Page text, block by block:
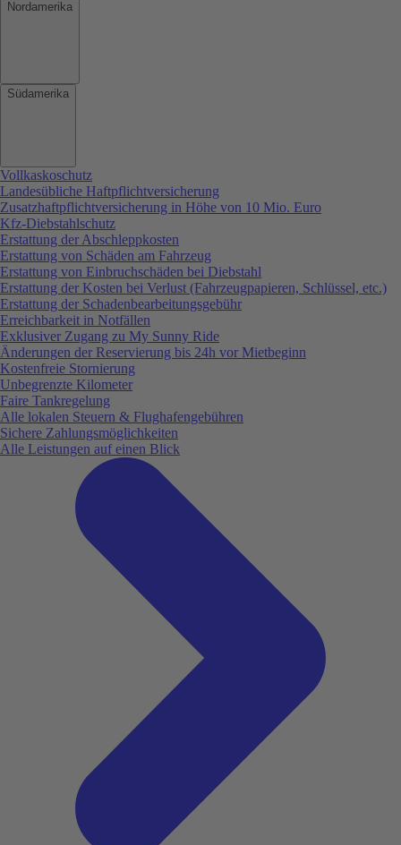
Nordamerika
Südamerika
Vollkaskoschutz
Landesübliche Haftpflichtversicherung
Zusatzhaftpflichtversicherung in Höhe von 10 Mio. Euro
Kfz-Diebstahlschutz
Erstattung der Abschleppkosten
Erstattung von Schäden am Fahrzeug
Erstattung von Einbruchschäden bei Diebstahl
Erstattung der Kosten bei Verlust (Fahrzeugpapieren, Schlüssel, etc.)
Erstattung der Schadenbearbeitungsgebühr
Erreichbarkeit in Notfällen
Exklusiver Zugang zu My Sunny Ride
Änderungen der Reservierung bis 24h vor Mietbeginn
Kostenfreie Stornierung
Unbegrenzte Kilometer
Faire Tankregelung
Alle lokalen Steuern & Flughafengebühren
Sichere Zahlungsmöglichkeiten
Alle Leistungen auf einen Blick